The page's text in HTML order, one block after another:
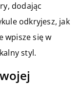
dodając
odkryjesz, jak
wpisze się w
styl.